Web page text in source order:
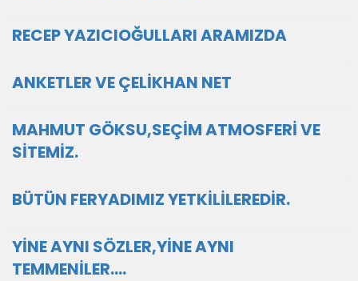
RECEP YAZICIOĞULLARI ARAMIZDA
ANKETLER VE ÇELİKHAN NET
MAHMUT GÖKSU,SEÇİM ATMOSFERİ VE
SİTEMİZ.
BÜTÜN FERYADIMIZ YETKİLİLEREDİR.
YİNE AYNI SÖZLER,YİNE AYNI
TEMMENİLER....